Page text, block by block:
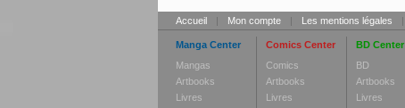
Accueil | Mon compte | Les mentions légales |
Manga Center
Mangas
Artbooks
Livres
Comics Center
Comics
Artbooks
Livres
BD Center
BD
Artbooks
Livres